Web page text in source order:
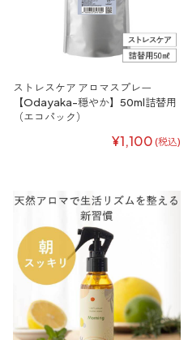
ストレスケア アロマスプレー
【Odayaka-穏やか】50ml詰替用
（エコパック）
¥1,100 (税込)